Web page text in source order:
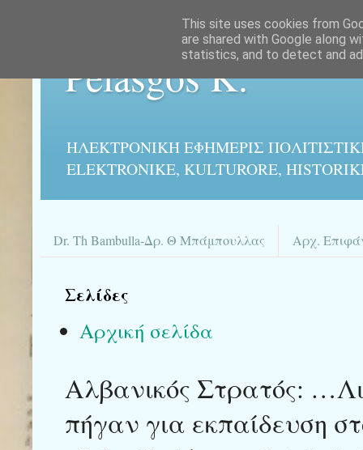
Pelasgos K.
ΗΛΕΚΤΡΟΝΙΚΉ ΕΦΗΜΕΡΙΣ
ELEKTRONIKE, KULTURORE,
Dr. Th Bambulla-Δρ. Θ Μπάμπουλλας Αρχ.
Σελίδες
Αρχική σελίδα
Αλβανικός Στρατός:
πήγαν για εκπαίδευση
This site uses cookies from
are shared with Google along
statistics, and to detect and